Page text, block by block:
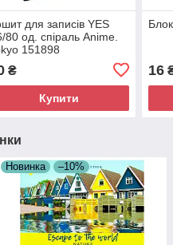
для записів YES
80 од. спіраль Anime.
151898
₴
Купити
16
Новинка –10%